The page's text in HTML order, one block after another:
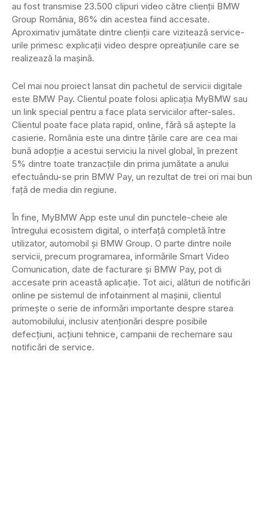
au fost transmise 23.500 clipuri video către clienţii BMW
Group România, 86% din acestea fiind accesate.
Aproximativ jumătate dintre clienţii care vizitează service-
urile primesc explicaţii video despre opreaţiunile care se
realizează la maşină.
Cel mai nou proiect lansat din pachetul de servicii digitale
este BMW Pay. Clientul poate folosi aplicaţia MyBMW sau
un link special pentru a face plata serviciilor after-sales.
Clientul poate face plata rapid, online, fără să aştepte la
casierie. România este una dintre ţările care are cea mai
bună adopţie a acestui serviciu la nivel global, în prezent
5% dintre toate tranzacţiile din prima jumătate a anului
efectuându-se prin BMW Pay, un rezultat de trei ori mai bun
faţă de media din regiune.
În fine, MyBMW App este unul din punctele-cheie ale
întregului ecosistem digital, o interfaţă completă între
utilizator, automobil şi BMW Group. O parte dintre noile
servicii, precum programarea, informările Smart Video
Comunication, date de facturare şi BMW Pay, pot di
accesate prin această aplicaţie. Tot aici, alături de notificări
online pe sistemul de infotainment al maşinii, clientul
primeşte o serie de informări importante despre starea
automobilului, inclusiv atenţionări despre posibile
defecţiuni, acţiuni tehnice, campanii de rechemare sau
notificări de service.